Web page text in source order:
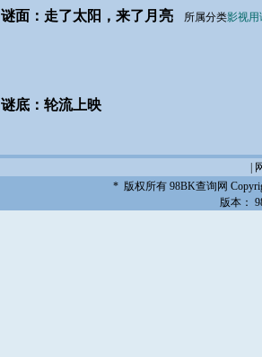
谜面：走了太阳，来了月亮所属分类影视用
谜底：轮流上映
* 版权所有 98BK查询网
版本：